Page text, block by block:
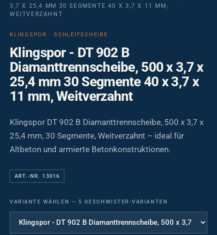
3,7 X 25,4 MM 30 SEGMENTE 40 X 3,7 X 11 MM,
WEITVERZAHNT
KLINGSPOR · SCHLEIFSCHEIBE
Klingspor - DT 902 B
Diamanttrennscheibe, 500 x 3,7 x
25,4 mm 30 Segmente 40 x 3,7 x
11 mm, Weitverzahnt
Klingspor DT 902 B Diamanttrennscheibe, 500 x 3,7 x
25,4 mm, 30 Segmente, Weitverzahnt – ideal für
Altbeton und armierte Betonkonstruktionen.
ART.-NR. 13016
VARIANTE WÄHLEN — 5 GESCHWISTER-VARIANTEN